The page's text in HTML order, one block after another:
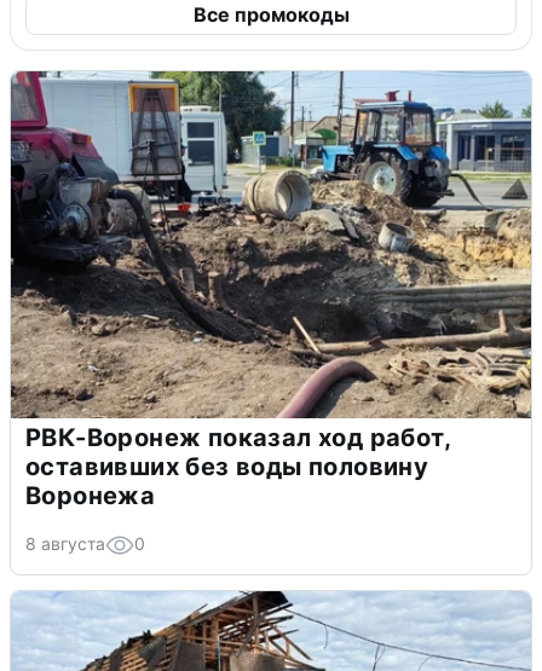
Все промокоды
РВК-Воронеж показал ход работ,
оставивших без воды половину
Воронежа
8 августа 0